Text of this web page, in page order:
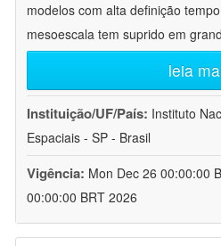
modelos com alta definição
mesoescala tem suprido em
leia
Instituição/UF/País: Instituto
Espaciais - SP - Brasil
Vigência: Mon Dec 26 00:00:00
00:00:00 BRT 2026